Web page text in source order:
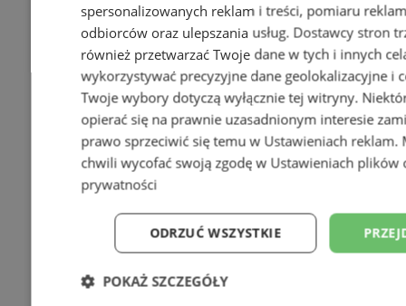
spersonalizowanych reklam i treści, pomiaru
odbiorców oraz ulepszania usług. Dostawcy stron
również przetwarzać Twoje dane w tych i innych
wykorzystywać precyzyjne dane geolokalizacyjne i
Twoje wybory dotyczą wyłącznie tej witryny.
opierać się na prawnie uzasadnionym interesie
prawo sprzeciwić się temu w Ustawieniach reklam.
chwili wycofać swoją zgodę w Ustawieniach plików
prywatności
ODRZUĆ WSZYSTKIE
POKAŻ SZCZEGÓŁY